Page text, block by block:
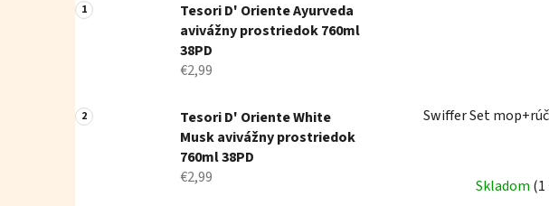
Tesori D' Oriente Ayurveda
avivážny prostriedok 760ml
38PD
€2,99
Tesori D' Oriente White
Musk avivážny prostriedok
760ml 38PD
€2,99
Swiffer Set
Skladom (1